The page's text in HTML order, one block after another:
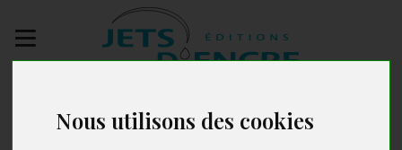
Nous utilisons des cookies
manuscrit